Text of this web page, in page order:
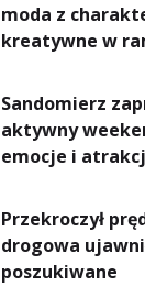
moda z
kreatywne w
Sandomierz
aktywny
emocje i
Przekroczył
drogowa
poszukiwane